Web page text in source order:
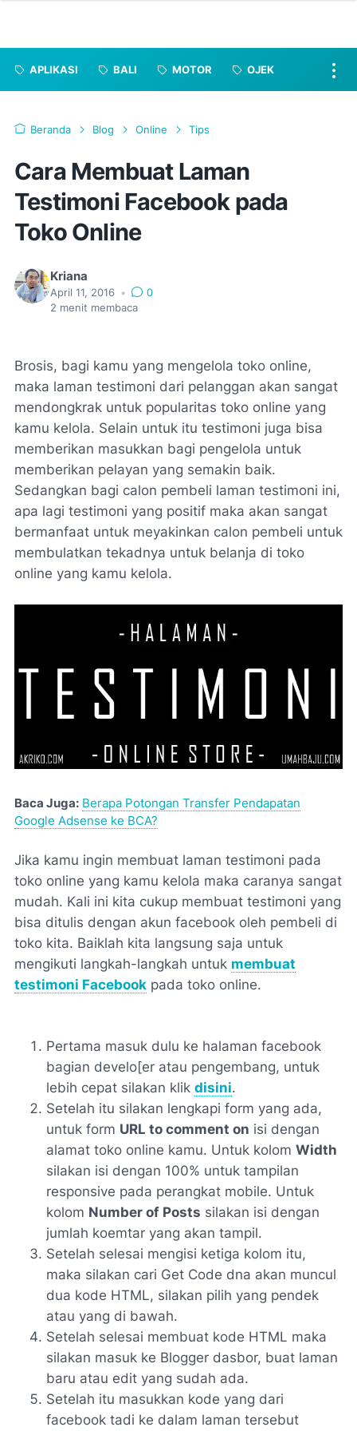
APLIKASI BALI MOTOR OJEK
Beranda Blog Online Tips
Cara Membuat Laman
Testimoni Facebook pada
Toko Online
Kriana
April 11, 2016 •
0
2 menit membaca
Brosis, bagi kamu yang mengelola toko online,
maka laman testimoni dari pelanggan akan sangat
mendongkrak untuk popularitas toko online yang
kamu kelola. Selain untuk itu testimoni juga bisa
memberikan masukkan bagi pengelola untuk
memberikan pelayan yang semakin baik.
Sedangkan bagi calon pembeli laman testimoni ini,
apa lagi testimoni yang positif maka akan sangat
bermanfaat untuk meyakinkan calon pembeli untuk
membulatkan tekadnya untuk belanja di toko
online yang kamu kelola.
Baca Juga: Berapa Potongan Transfer Pendapatan
Google Adsense ke BCA?
Jika kamu ingin membuat laman testimoni pada
toko online yang kamu kelola maka caranya sangat
mudah. Kali ini kita cukup membuat testimoni yang
bisa ditulis dengan akun facebook oleh pembeli di
toko kita. Baiklah kita langsung saja untuk
mengikuti langkah-langkah untuk membuat
testimoni Facebook pada toko online.
Pertama masuk dulu ke halaman facebook
bagian develo[er atau pengembang, untuk
lebih cepat silakan klik disini.
Setelah itu silakan lengkapi form yang ada,
untuk form URL to comment on isi dengan
alamat toko online kamu. Untuk kolom Width
silakan isi dengan 100% untuk tampilan
responsive pada perangkat mobile. Untuk
kolom Number of Posts silakan isi dengan
jumlah koemtar yang akan tampil.
Setelah selesai mengisi ketiga kolom itu,
maka silakan cari Get Code dna akan muncul
dua kode HTML, silakan pilih yang pendek
atau yang di bawah.
Setelah selesai membuat kode HTML maka
silakan masuk ke Blogger dasbor, buat laman
baru atau edit yang sudah ada.
Setelah itu masukkan kode yang dari
facebook tadi ke dalam laman tersebut